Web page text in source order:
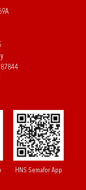
HNS Semafor App